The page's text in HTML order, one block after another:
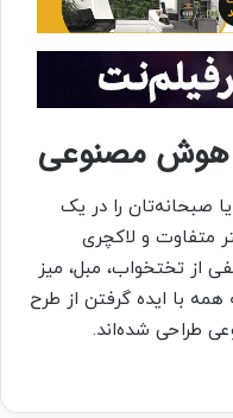
هوش مصنوعی
صبحانه‌تان را در یک
متفاوت و لاکچری
از تختخواب، مبل، میز
با ایده گرفتن از طرح
طراحی شده‌اند.